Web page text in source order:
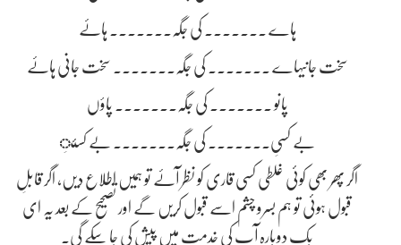
ہاے ۔۔۔۔۔۔۔ کی جگہ۔۔۔۔۔۔۔ ہاۓ
سخت جانیہاے ۔۔۔۔۔۔۔ کی جگہ۔۔۔۔۔۔۔ سخت جانی ہاۓ
پانو ۔۔۔۔۔۔۔ کی جگہ۔۔۔۔۔۔۔ پاؤں
بے کسیِ۔۔۔۔۔۔۔ کی جگہ۔۔۔۔۔۔۔ بے کسئِ
اگر پھر بھی کوئی غلطی کسی قاری کو نظر آۓ تو ہمیں اطلاع دیں، اگر قابلِ
قبول ہوئی تو ہم بسرو چشم اسے قبول کریں گے اور تصحیح کے بعد یہ ای
بک دوبارہ آپ کی خدمت میں پیش کی جا سکے گی۔